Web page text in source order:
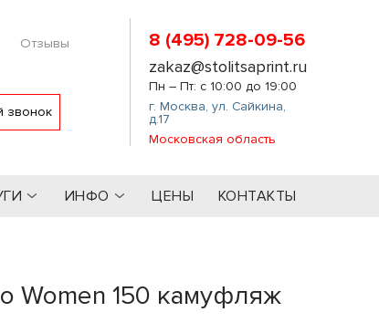
Отзывы
звонок
8 (495) 728-09-56
zakaz@stolitsaprint.ru
Пн – Пт: с 10:00 до 19:00
г. Москва,ул. Сайкина,
д.17
Московская область
ИНФО ЦЕНЫ КОНТАКТЫ
Women 150 камуфляж